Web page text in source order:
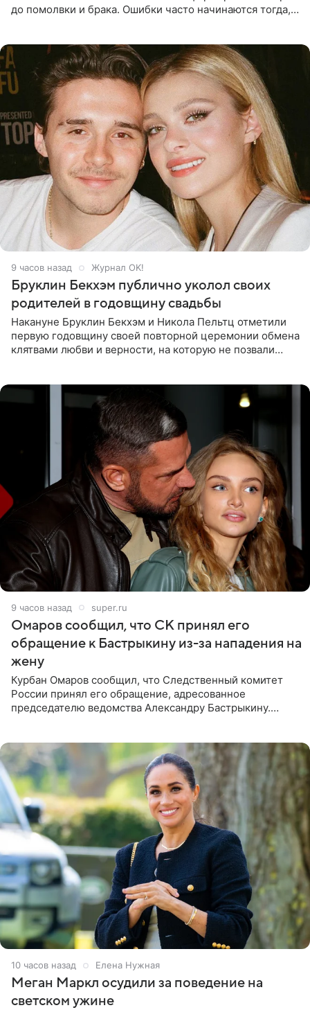
до помолвки и брака. Ошибки часто начинаются тогда,
9 часов назад Журнал OK!
Бруклин Бекхэм публично уколол своих
родителей в годовщину свадьбы
Накануне Бруклин Бекхэм и Никола Пельтц отметили
первую годовщину своей повторной церемонии обмена
клятвами любви и верности, на которую не позвали
9 часов назад super.ru
Омаров сообщил, что СК принял его
обращение к Бастрыкину из-за нападения на
жену
Курбан Омаров сообщил, что Следственный комитет
России принял его обращение, адресованное
председателю ведомства Александру Бастрыкину.
10 часов назад Елена Нужная
Меган Маркл осудили за поведение на
светском ужине